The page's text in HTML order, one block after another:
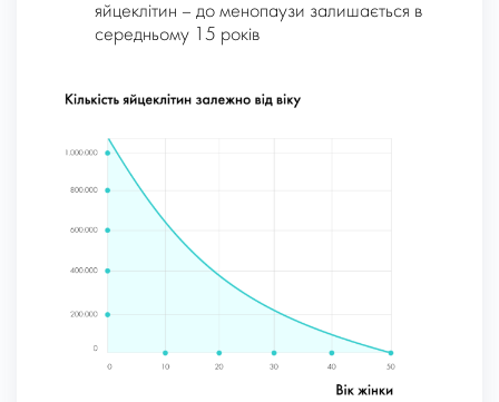
яйцеклітин – до менопаузи залишається в
середньому 15 років